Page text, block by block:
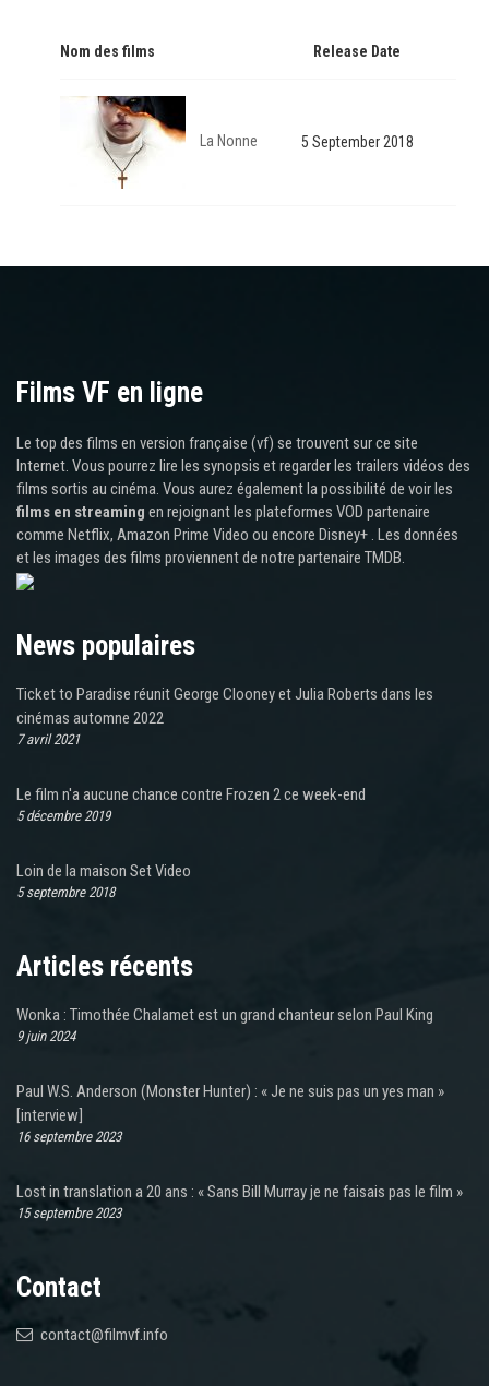
Nom des films Release Date
La Nonne 5 September 2018
Films VF en ligne
Le top des films en version française (vf) se trouvent sur ce site
Internet. Vous pourrez lire les synopsis et regarder les trailers vidéos des
films sortis au cinéma. Vous aurez également la possibilité de voir les
films en streaming en rejoignant les plateformes VOD partenaire
comme Netflix, Amazon Prime Video ou encore Disney+ . Les données
et les images des films proviennent de notre partenaire TMDB.
News populaires
Ticket to Paradise réunit George Clooney et Julia Roberts dans les
cinémas automne 2022
7 avril 2021
Le film n'a aucune chance contre Frozen 2 ce week-end
5 décembre 2019
Loin de la maison Set Video
5 septembre 2018
Articles récents
Wonka : Timothée Chalamet est un grand chanteur selon Paul King
9 juin 2024
Paul W.S. Anderson (Monster Hunter) : « Je ne suis pas un yes man »
[interview]
16 septembre 2023
Lost in translation a 20 ans : « Sans Bill Murray je ne faisais pas le film »
15 septembre 2023
Contact
contact@filmvf.info